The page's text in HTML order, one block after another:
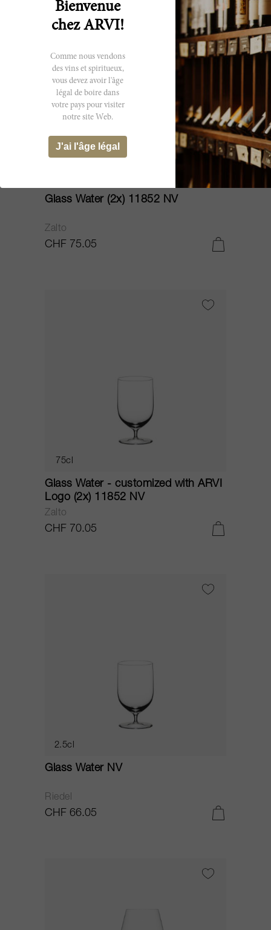
Glass Water (2x) 11852 NV
Zalto
CHF 75.05
75cl
Glass Water - customized with ARVI
Logo (2x) 11852 NV
Zalto
CHF 70.05
2.5cl
Glass Water NV
Riedel
CHF 66.05
Bienvenue
chez ARVI!
Comme nous vendons
des vins et spiritueux,
vous devez avoir l'âge
légal de boire dans
votre pays pour visiter
notre site Web.
J'ai l'âge légal